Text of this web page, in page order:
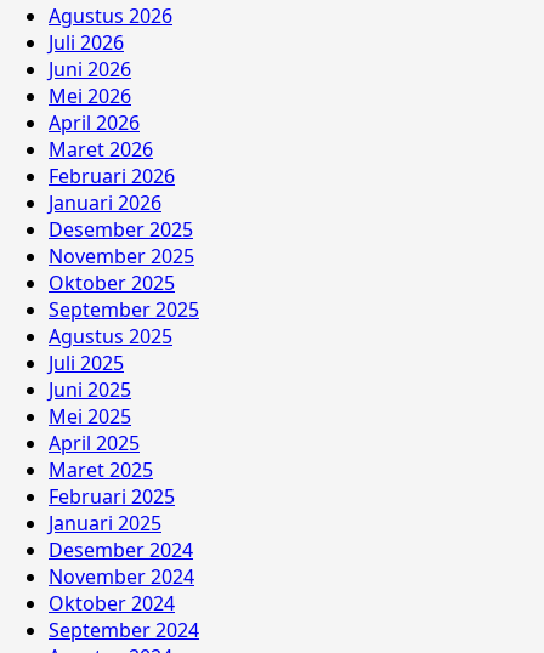
Agustus 2026
Juli 2026
Juni 2026
Mei 2026
April 2026
Maret 2026
Februari 2026
Januari 2026
Desember 2025
November 2025
Oktober 2025
September 2025
Agustus 2025
Juli 2025
Juni 2025
Mei 2025
April 2025
Maret 2025
Februari 2025
Januari 2025
Desember 2024
November 2024
Oktober 2024
September 2024